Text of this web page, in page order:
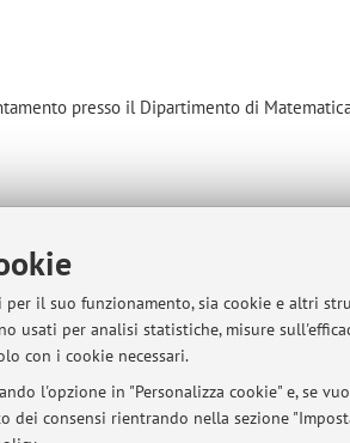
il suo funzionamento, sia cookie e altri
usati per analisi statistiche, misure
con i cookie necessari.
l'opzione in "Personalizza cookie" e, se
dei consensi rientrando nella sezione
presso il Dipartimento di
- Università di Bologna - Via Zamboni, 33 - 40126